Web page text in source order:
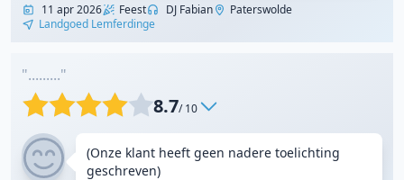
11 apr 2026 Feest DJ Fabian
Paterswolde
Landgoed Lemferdinge
"........."
8.7/ 10
(Onze klant heeft geen nadere toelichting
geschreven)